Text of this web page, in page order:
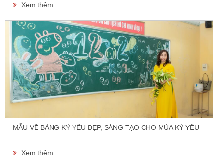
Xem thêm ...
MẪU VẼ BẢNG KỶ YẾU ĐẸP, SÁNG TẠO CHO MÙA KỶ YẾU
Xem thêm ...